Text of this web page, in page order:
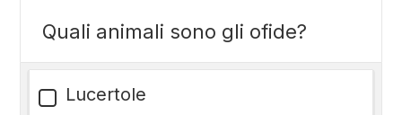
Quali animali sono gli ofide?
Lucertole